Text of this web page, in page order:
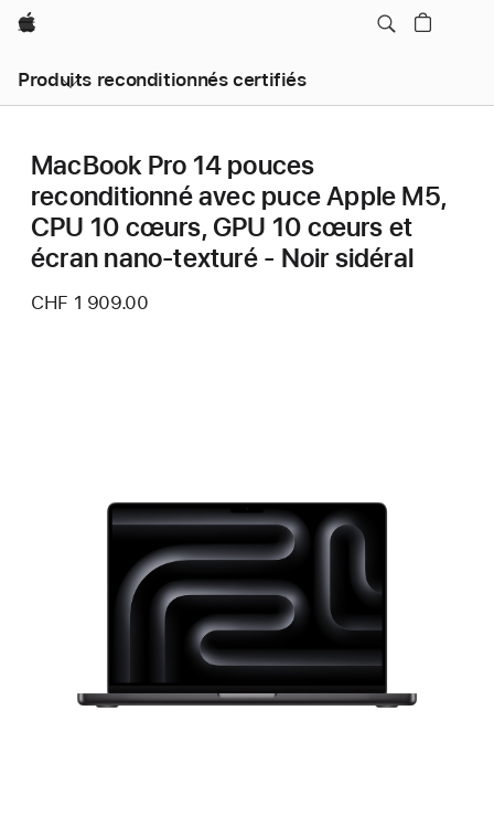
Apple
Produits reconditionnés certifiés
MacBook Pro 14 pouces
reconditionné avec puce Apple M5,
CPU 10 cœurs, GPU 10 cœurs et
écran nano-texturé - Noir sidéral
CHF 1 909.00